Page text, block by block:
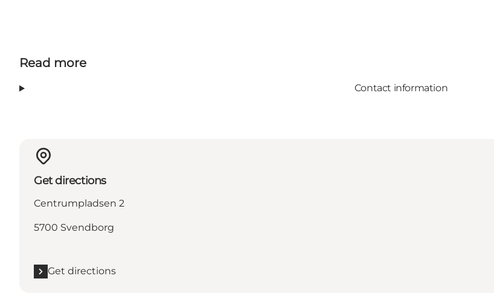
Read more
Contact information
Get directions
Centrumpladsen 2
5700 Svendborg
Get directions